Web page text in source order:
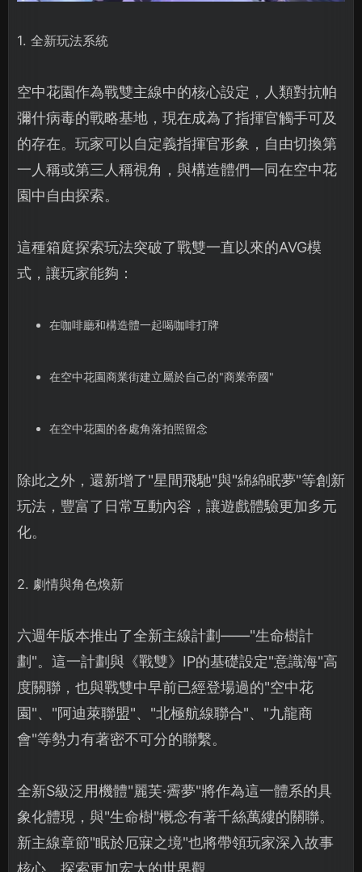
1. 全新玩法系統
空中花園作為戰雙主線中的核心設定，人類對抗帕
彌什病毒的戰略基地，現在成為了指揮官觸手可及
的存在。玩家可以自定義指揮官形象，自由切換第
一人稱或第三人稱視角，與構造體們一同在空中花
園中自由探索。
這種箱庭探索玩法突破了戰雙一直以來的AVG模
式，讓玩家能夠：
在咖啡廳和構造體一起喝咖啡打牌
在空中花園商業街建立屬於自己的"商業帝國"
在空中花園的各處角落拍照留念
除此之外，還新增了"星間飛馳"與"綿綿眠夢"等創新
玩法，豐富了日常互動內容，讓遊戲體驗更加多元
化。
2. 劇情與角色煥新
六週年版本推出了全新主線計劃——"生命樹計
劃"。這一計劃與《戰雙》IP的基礎設定"意識海"高
度關聯，也與戰雙中早前已經登場過的"空中花
園"、"阿迪萊聯盟"、"北極航線聯合"、"九龍商
會"等勢力有著密不可分的聯繫。
全新S級泛用機體"麗芙·霽夢"將作為這一體系的具
象化體現，與"生命樹"概念有著千絲萬縷的關聯。
新主線章節"眠於厄寐之境"也將帶領玩家深入故事
核心，探索更加宏大的世界觀。